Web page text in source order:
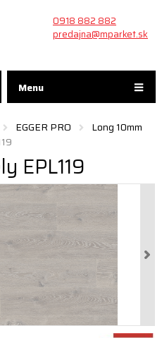
Menu
0918 882 882
predajna@mparket.sk
EGGER PRO
Long 10mm
EPL119